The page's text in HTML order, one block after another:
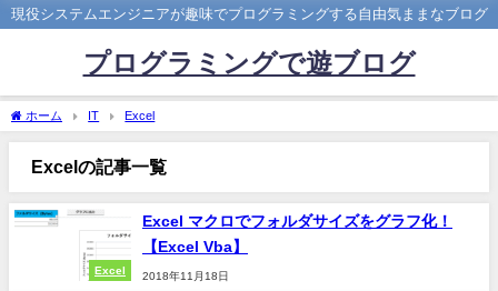
現役システムエンジニアが趣味でプログラミングする自由気ままなブログ
プログラミングで遊ブログ
ホーム IT Excel
Excelの記事一覧
Excel
Excel マクロでフォルダサイズをグラフ化！
【Excel Vba】
2018年11月18日